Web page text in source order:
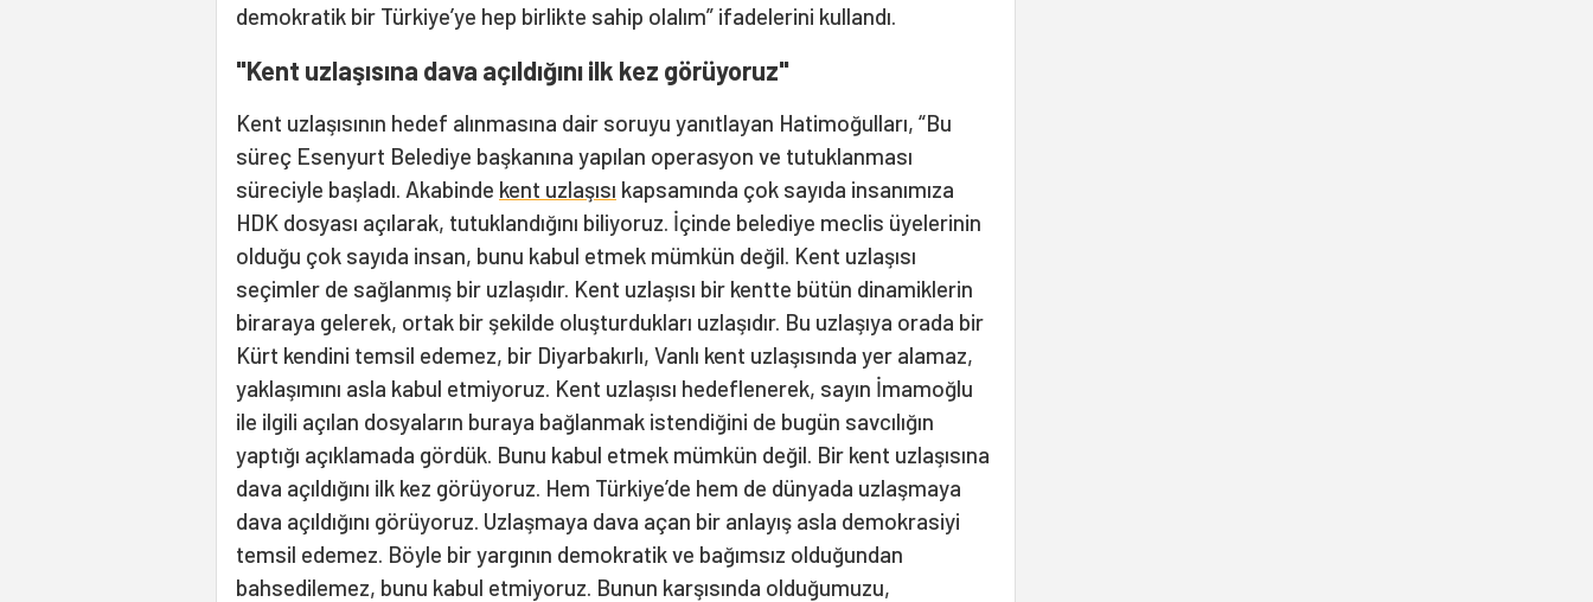
demokratik bir Türkiye’ye hep birlikte sahip olalım” ifadelerini kullandı.
"Kent uzlaşısına dava açıldığını ilk kez görüyoruz"
Kent uzlaşısının hedef alınmasına dair soruyu yanıtlayan Hatimoğulları, “Bu
süreç Esenyurt Belediye başkanına yapılan operasyon ve tutuklanması
süreciyle başladı. Akabinde kent uzlaşısı kapsamında çok sayıda insanımıza
HDK dosyası açılarak, tutuklandığını biliyoruz. İçinde belediye meclis üyelerinin
olduğu çok sayıda insan, bunu kabul etmek mümkün değil. Kent uzlaşısı
seçimler de sağlanmış bir uzlaşıdır. Kent uzlaşısı bir kentte bütün dinamiklerin
biraraya gelerek, ortak bir şekilde oluşturdukları uzlaşıdır. Bu uzlaşıya orada bir
Kürt kendini temsil edemez, bir Diyarbakırlı, Vanlı kent uzlaşısında yer alamaz,
yaklaşımını asla kabul etmiyoruz. Kent uzlaşısı hedeflenerek, sayın İmamoğlu
ile ilgili açılan dosyaların buraya bağlanmak istendiğini de bugün savcılığın
yaptığı açıklamada gördük. Bunu kabul etmek mümkün değil. Bir kent uzlaşısına
dava açıldığını ilk kez görüyoruz. Hem Türkiye’de hem de dünyada uzlaşmaya
dava açıldığını görüyoruz. Uzlaşmaya dava açan bir anlayış asla demokrasiyi
temsil edemez. Böyle bir yargının demokratik ve bağımsız olduğundan
bahsedilemez, bunu kabul etmiyoruz. Bunun karşısında olduğumuzu,